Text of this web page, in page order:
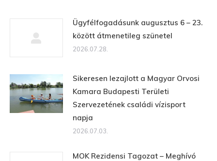
Ügyfélfogadásunk augusztus 6 – 23.
között átmenetileg szünetel
2026.07.28.
Sikeresen lezajlott a Magyar Orvosi
Kamara Budapesti Területi
Szervezetének családi vízisport
napja
2026.07.03.
MOK Rezidensi Tagozat – Meghívó